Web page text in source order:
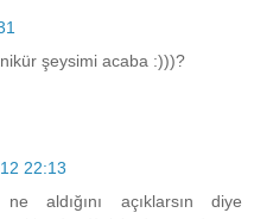
şeysimi acaba :)))?
22:13
aldığını açıklarsın diye